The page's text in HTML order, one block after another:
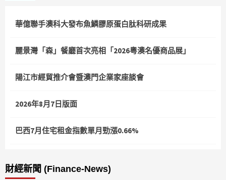
華億聯手澳科大發布魚鱗膠原蛋白肽科研成果
麗景灣「森」餐廳首次亮相「2026粵澳名優商品展」
陽江市經貿推介會暨澳門企業家座談會
2026年8月7日版面
巴西7月住宅租金指數單月勁漲0.66%
財經新聞 (Finance-News)